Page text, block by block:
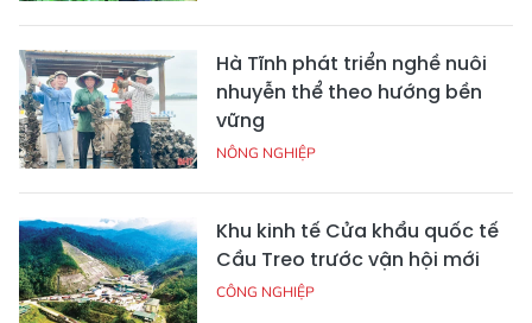
Hà Tĩnh phát triển nghề nuôi
nhuyễn thể theo hướng bền
vững
NÔNG NGHIỆP
Khu kinh tế Cửa khẩu quốc tế
Cầu Treo trước vận hội mới
CÔNG NGHIỆP